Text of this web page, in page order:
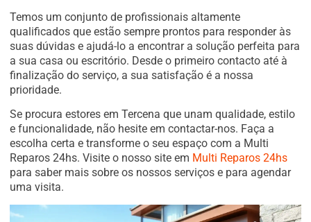
Temos um conjunto de profissionais altamente
qualificados que estão sempre prontos para responder às
suas dúvidas e ajudá-lo a encontrar a solução perfeita para
a sua casa ou escritório. Desde o primeiro contacto até à
finalização do serviço, a sua satisfação é a nossa
prioridade.
Se procura estores em Tercena que unam qualidade, estilo
e funcionalidade, não hesite em contactar-nos. Faça a
escolha certa e transforme o seu espaço com a Multi
Reparos 24hs. Visite o nosso site em Multi Reparos 24hs
para saber mais sobre os nossos serviços e para agendar
uma visita.